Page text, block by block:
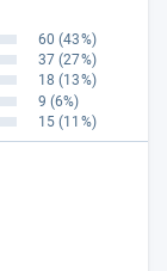
60 (43%)
37 (27%)
18 (13%)
9 (6%)
15 (11%)